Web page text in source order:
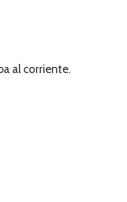
al corriente.